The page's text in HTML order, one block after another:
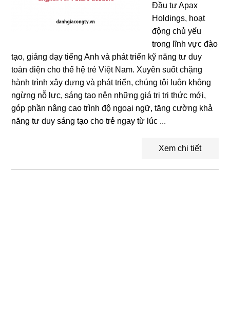
Đầu tư Apax
Holdings, hoạt
động chủ yếu
trong lĩnh vực đào
tạo, giảng dạy tiếng Anh và phát triển kỹ năng tư duy
toàn diện cho thế hệ trẻ Việt Nam. Xuyên suốt chặng
hành trình xây dựng và phát triển, chúng tôi luôn không
ngừng nỗ lực, sáng tạo nên những giá trị tri thức mới,
góp phần nâng cao trình độ ngoại ngữ, tăng cường khả
năng tư duy sáng tạo cho trẻ ngay từ lúc ...
Xem chi tiết